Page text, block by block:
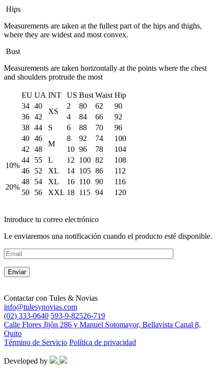
Hips
Measurements are taken at the fullest part of the hips and thighs,
where they are widest and most convex.
Bust
Measurements are taken horizontally at the points where the chest
and shoulders protrude the most
EU UA INT US Bust Waist Hip
34 40
XS
2 80 62
90
36 42 4 84 66
92
38 44 S 6 88 70
96
40 46
M
8 92 74
100
42 48 10 96 78
104
10%
44 55 L 12 100 82
108
46
52 XL 14 105 86
112
20%
48 54 XL 16 110 90
116
50
56 XXL 18 115 94 120
Introduce tu correo electrónico
Le enviaremos una notificación cuando el producto esté disponible.
Contactar con Tules & Novias
info@tulesynovias.com
(02) 333-0640 593-9-82526-719
Calle Flores Jijón 286 y Manuel Sotomayor, Bellavista Canal 8,
Quito
Término de Servicio Política de privacidad
Developed by